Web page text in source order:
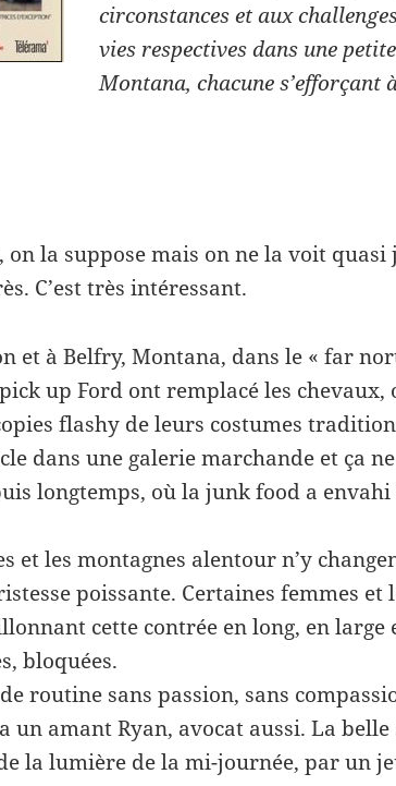
circonstances et aux
vies respectives dans une
Montana, chacune s’efforçant
on la suppose mais on ne la voit quasi
C’est très intéressant.
et à Belfry, Montana, dans le « far
up Ford ont remplacé les chevaux,
flashy de leurs costumes
dans une galerie marchande et ça
longtemps, où la junk food a envahi
et les montagnes alentour n’y
poissante. Certaines femmes et
cette contrée en long, en large
bloquées.
routine sans passion, sans
un amant Ryan, avocat aussi. La belle
la lumière de la mi-journée, par un